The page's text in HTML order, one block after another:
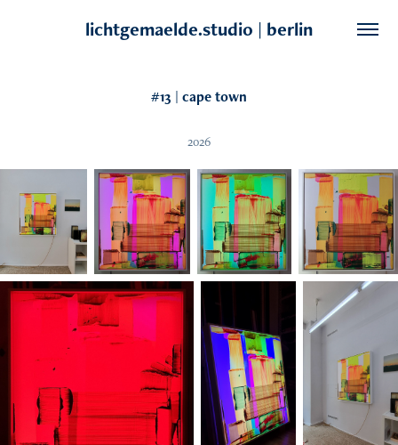
lichtgemaelde.studio | berlin
#13 | cape town
2026